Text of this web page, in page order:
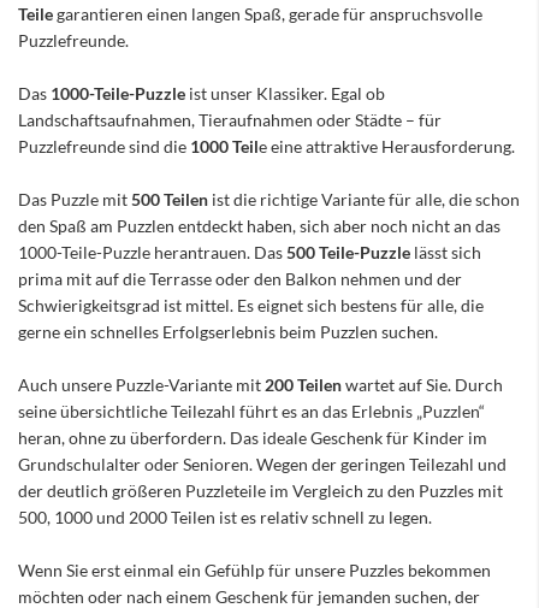
Teilegarantieren einen langen Spaß, gerade für anspruchsvolle
Puzzlefreunde.
Das 1000-Teile-Puzzle ist unser Klassiker. Egal ob
Landschaftsaufnahmen, Tieraufnahmen oder Städte – für
Puzzlefreunde sind die 1000 Teile eine attraktive Herausforderung.
Das Puzzle mit500 Teilen ist die richtige Variante für alle, die schon
den Spaß am Puzzlen entdeckt haben, sich aber noch nicht an das
1000-Teile-Puzzle herantrauen. Das500 Teile-Puzzle lässt sich
prima mit auf die Terrasse oder den Balkon nehmen und der
Schwierigkeitsgrad ist mittel. Es eignet sich bestens für alle, die
gerne ein schnelles Erfolgserlebnis beim Puzzlen suchen.
Auch unsere Puzzle-Variante mit 200 Teilenwartet auf Sie. Durch
seine übersichtliche Teilezahl führt es an das Erlebnis „Puzzlen“
heran, ohne zu überfordern. Das ideale Geschenk für Kinder im
Grundschulalter oder Senioren. Wegen der geringen Teilezahl und
der deutlich größeren Puzzleteile im Vergleich zu den Puzzles mit
500, 1000 und 2000 Teilen ist es relativ schnell zu legen.
Wenn Sie erst einmal ein Gefühlp für unsere Puzzles bekommen
möchten oder nach einem Geschenk für jemanden suchen, der